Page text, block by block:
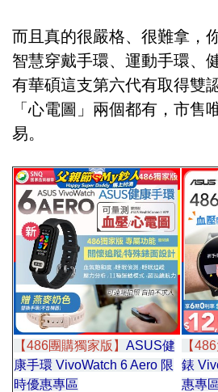
而且真的很嚴格、很難拿，
智慧穿戴手環、運動手環、
有華碩這支第六代有取得雙
「心電圖」兩個都有，市售
易。
【486團購獨家版】 ASUS健
康手環 VivoWatch 6 Aero 限
時優惠專區
【
錶
惠專